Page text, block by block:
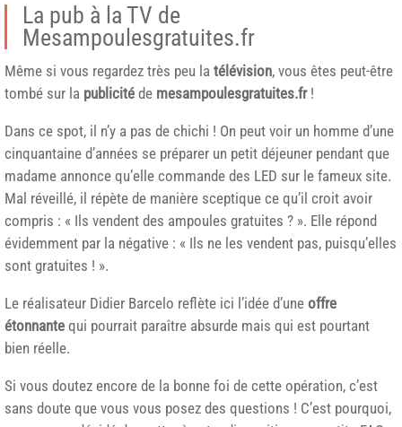
La pub à la TV de
Mesampoulesgratuites.fr
Même si vous regardez très peu la télévision, vous êtes peut-être
tombé sur la publicité de mesampoulesgratuites.fr!
Dans ce spot, il n’y a pas de chichi ! On peut voir un homme d’une
cinquantaine d’années se préparer un petit déjeuner pendant que
madame annonce qu’elle commande des LED sur le fameux site.
Mal réveillé, il répète de manière sceptique ce qu’il croit avoir
compris : « Ils vendent des ampoules gratuites ? ». Elle répond
évidemment par la négative : « Ils ne les vendent pas, puisqu’elles
sont gratuites ! ».
Le réalisateur Didier Barcelo reflète ici l’idée d’une offre
étonnante qui pourrait paraître absurde mais qui est pourtant
bien réelle.
Si vous doutez encore de la bonne foi de cette opération, c’est
sans doute que vous vous posez des questions ! C’est pourquoi,